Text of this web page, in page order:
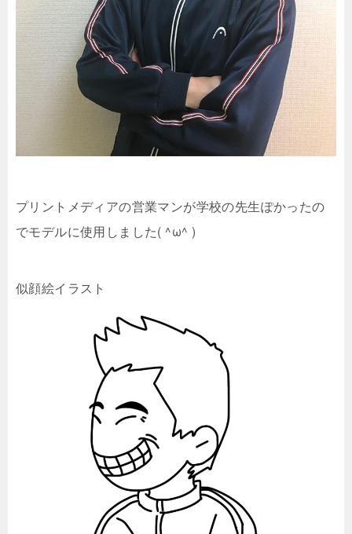
プリントメディアの営業マンが学校の先生ぽかったの
でモデルに使用しました( ^ω^ )
似顔絵イラスト